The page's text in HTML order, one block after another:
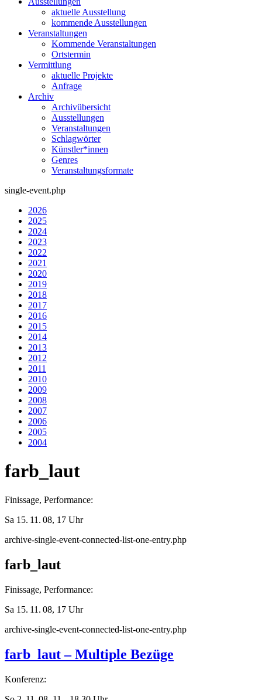
aktuelle Ausstellung
kommende Ausstellungen
Veranstaltungen
Kommende Veranstaltungen
Ortstermin
Vermittlung
aktuelle Projekte
Anfrage
Archiv
Archivübersicht
Ausstellungen
Veranstaltungen
Schlagwörter
Künstler*innen
Genres
Veranstaltungsformate
single-event.php
2026
2025
2024
2023
2022
2021
2020
2019
2018
2017
2016
2015
2014
2013
2012
2011
2010
2009
2008
2007
2006
2005
2004
farb_laut
Finissage, Performance:
Sa 15. 11. 08, 17 Uhr
archive-single-event-connected-list-one-entry.php
farb_laut
Finissage, Performance:
Sa 15. 11. 08, 17 Uhr
archive-single-event-connected-list-one-entry.php
farb_laut – Multiple Bezüge
Konferenz: